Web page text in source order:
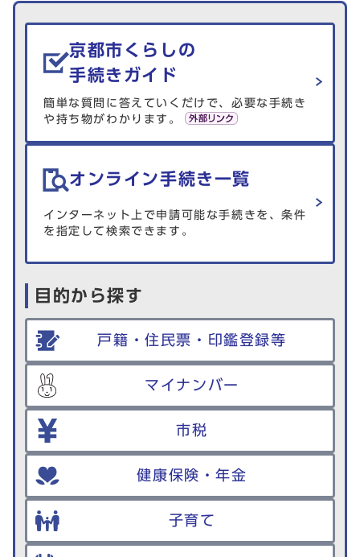
生活情報を探す
京都市くらしの
手続きガイド
簡単な質問に答えていくだけで、必要な手続き
や持ち物がわかります。
オンライン手続き一覧
インターネット上で申請可能な手続きを、条件
を指定して検索できます。
目的から探す
戸籍・住民票・印鑑登録等
マイナンバー
市税
健康保険・年金
子育て